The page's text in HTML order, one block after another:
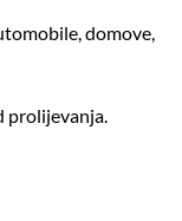
domove,
prolijevanja.